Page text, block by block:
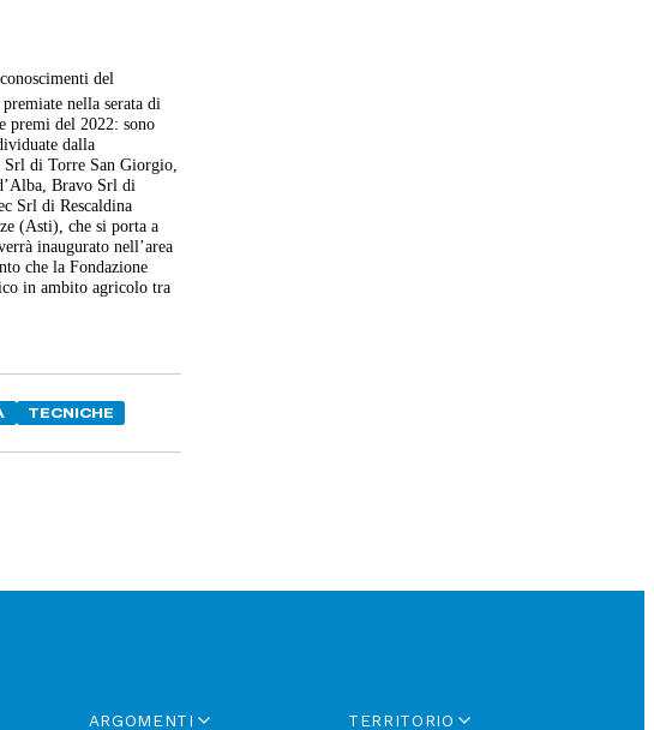
del
nella serata di
premi del 2022: sono
dalla
Srl di Torre San Giorgio,
Bravo Srl di
Srl di Rescaldina
(Asti), che si porta a
inaugurato nell’area
che la Fondazione
in ambito agricolo tra
TECNICHE
ARGOMENTI TERRITORIO